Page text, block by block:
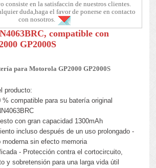
consiste en la satisfaccin de nuestros clientes.
duda,haga el favor de ponerse en contacto
con nosotros.
compatible con
GP2000S
para Motorola GP2000 GP2000S
producto:
compatible para su batería original
con gran capacidad 1300mAh
incluso después de un uso prolongado -
sin efecto memoria
- Protección contra el cortocircuito,
y sobretensión para una larga vida útil